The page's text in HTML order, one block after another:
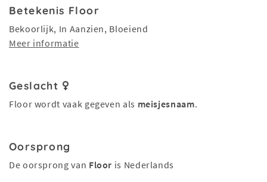
Betekenis Floor
Bekoorlijk, In Aanzien, Bloeiend
Meer informatie
Geslacht
Floor wordt vaak gegeven als meisjesnaam.
Oorsprong
De oorsprong van Floor is Nederlands